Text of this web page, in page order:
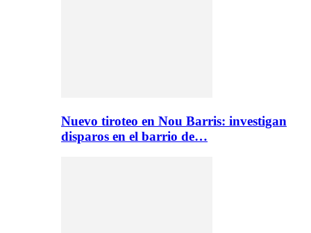
Nuevo tiroteo en Nou Barris: investigan
disparos en el barrio de…